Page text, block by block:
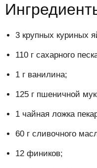
3 крупных куриных
110 г сахарного
1 г ванилина;
125 г пшеничной
1 чайная ложка
60 г сливочного
12 фиников;